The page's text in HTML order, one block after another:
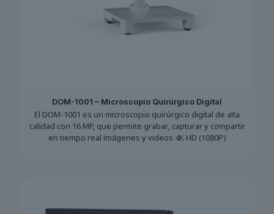
DOM-1001 – Microscopio Quirúrgico Digital
El DOM-1001 es un microscopio quirúrgico digital de alta
calidad con 16 MP, que permite grabar, capturar y compartir
en tiempo real imágenes y videos 4K HD (1080P)